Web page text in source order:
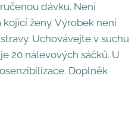
dávku. Není
ženy. Výrobek není
Uchovávejte v suchu
20 nálevových sáčků. U
Doplněk